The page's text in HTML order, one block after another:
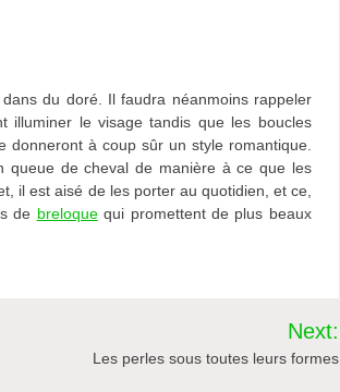
du doré. Il faudra néanmoins rappeler
illuminer le visage tandis que les boucles
donneront à coup sûr un style romantique.
queue de cheval de manière à ce que les
il est aisé de les porter au quotidien, et ce,
de breloquequi promettent de plus beaux
Next:
Les perles sous toutes leurs formes